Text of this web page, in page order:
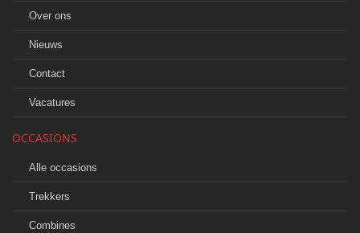
Over ons
Nieuws
Contact
Vacatures
OCCASIONS
Alle occasions
Trekkers
Combines